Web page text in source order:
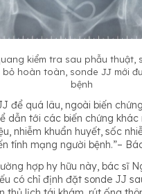
kiểm tra sau phẫu thuật,
bỏ hoàn toàn, sonde JJ mới
bệnh
để quá lâu, ngoài biến
dẫn tới các biến chứng khác
nhiễm khuẩn huyết, sốc
tính mạng người bệnh.”–
hợp hy hữu này, bác sĩ
có chỉ định đặt sonde JJ